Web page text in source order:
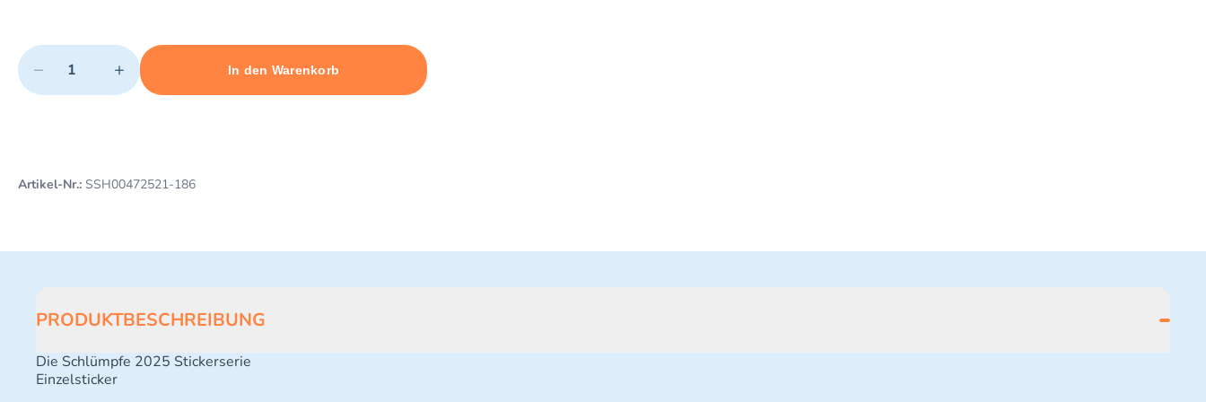
Quantity
− +
Minimum quantity: 1 Maximum quantity: 3
In den Warenkorb
Add 1 item to cart
Artikel-Nr.: SSH00472521-186
PRODUKTBESCHREIBUNG
Die Schlümpfe 2025 Stickerserie
Einzelsticker